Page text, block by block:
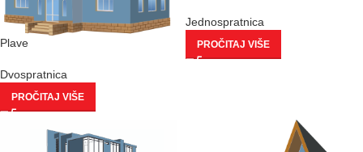
Plave
Dvospratnica
PROČITAJ VIŠE
Jednospratnica
PROČITAJ VIŠE